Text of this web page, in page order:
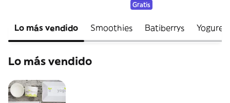
Gratis
Lo más vendido Smoothies Batiberrys Yogures
Lo más vendido